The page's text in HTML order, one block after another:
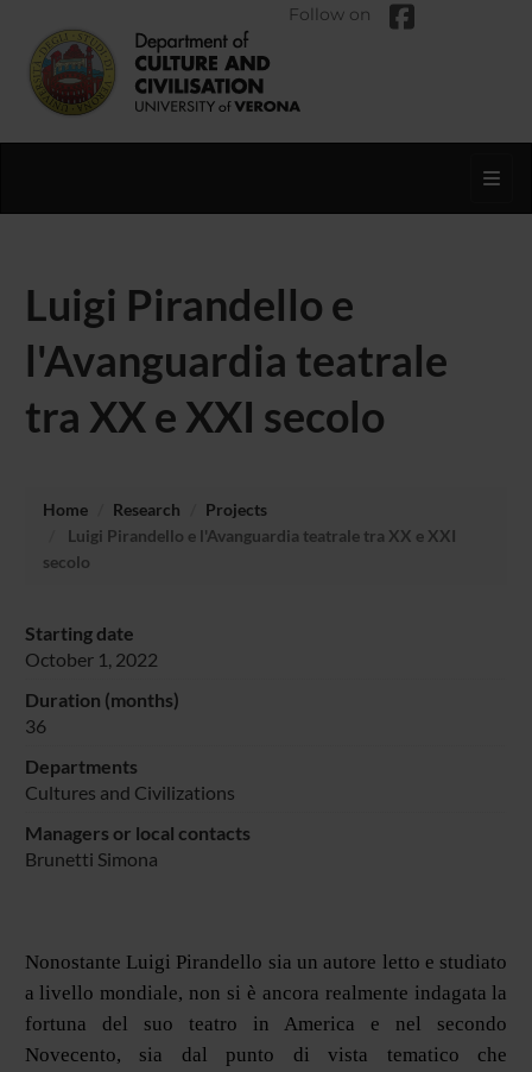
Follow on
Luigi Pirandello e
l'Avanguardia teatrale
tra XX e XXI secolo
Home Research
Projects
Luigi Pirandello e l'Avanguardia teatrale tra XX e XXI
secolo
Starting date
October 1, 2022
Duration (months)
36
Departments
Cultures and Civilizations
Managers or local contacts
Brunetti Simona
Nonostante Luigi Pirandello sia un autore letto e studiato
a livello mondiale, non si è ancora realmente indagata la
fortuna del suo teatro in America e nel secondo
Novecento, sia dal punto di vista tematico che